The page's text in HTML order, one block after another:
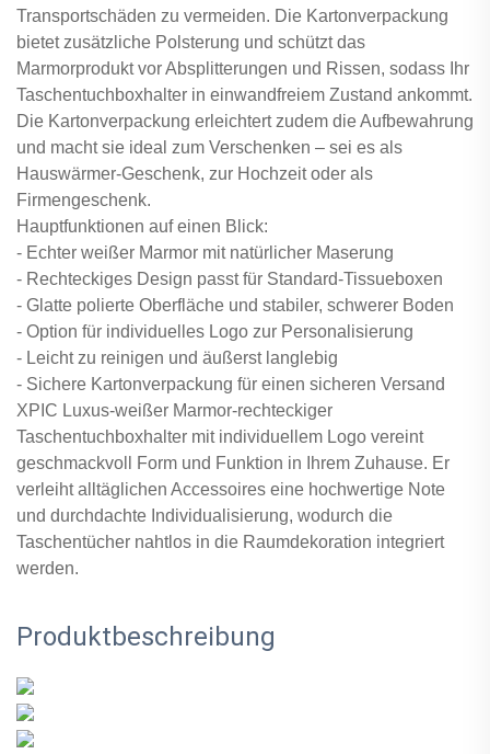
Transportschäden zu vermeiden. Die Kartonverpackung
bietet zusätzliche Polsterung und schützt das
Marmorprodukt vor Absplitterungen und Rissen, sodass Ihr
Taschentuchboxhalter in einwandfreiem Zustand ankommt.
Die Kartonverpackung erleichtert zudem die Aufbewahrung
und macht sie ideal zum Verschenken – sei es als
Hauswärmer-Geschenk, zur Hochzeit oder als
Firmengeschenk.
Hauptfunktionen auf einen Blick:
- Echter weißer Marmor mit natürlicher Maserung
- Rechteckiges Design passt für Standard-Tissueboxen
- Glatte polierte Oberfläche und stabiler, schwerer Boden
- Option für individuelles Logo zur Personalisierung
- Leicht zu reinigen und äußerst langlebig
- Sichere Kartonverpackung für einen sicheren Versand
XPIC Luxus-weißer Marmor-rechteckiger
Taschentuchboxhalter mit individuellem Logo vereint
geschmackvoll Form und Funktion in Ihrem Zuhause. Er
verleiht alltäglichen Accessoires eine hochwertige Note
und durchdachte Individualisierung, wodurch die
Taschentücher nahtlos in die Raumdekoration integriert
werden.
Produktbeschreibung